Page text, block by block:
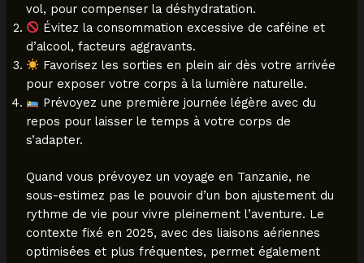
vol, pour compenser la déshydratation.
Évitez la consommation excessive de caféine et
d’alcool, facteurs aggravants.
Favorisez les sorties en plein air dès votre arrivée
pour exposer votre corps à la lumière naturelle.
Prévoyez une première journée légère avec du
repos pour laisser le temps à votre corps de
s’adapter.
Quand vous prévoyez un voyage en Tanzanie, ne
sous-estimez pas le pouvoir d’un bon ajustement du
rythme de vie pour vivre pleinement l’aventure. Le
contexte fixé en 2025, avec des liaisons aériennes
optimisées et plus fréquentes, permet également